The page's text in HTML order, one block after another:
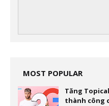
MOST POPULAR
Tăng
thành công